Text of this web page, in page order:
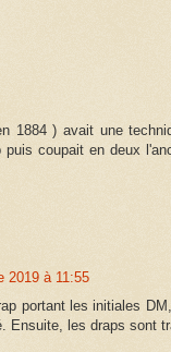
1884 ) avait une
coupait en deux
2019 à 11:55
portant les initiales
Ensuite, les draps sont